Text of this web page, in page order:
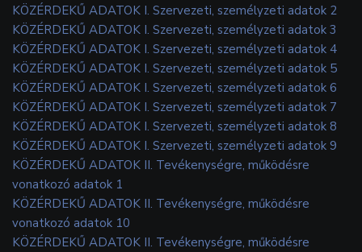
KÖZÉRDEKŰ ADATOK I. Szervezeti, személyzeti adatok 2
KÖZÉRDEKŰ ADATOK I. Szervezeti, személyzeti adatok 3
KÖZÉRDEKŰ ADATOK I. Szervezeti, személyzeti adatok 4
KÖZÉRDEKŰ ADATOK I. Szervezeti, személyzeti adatok 5
KÖZÉRDEKŰ ADATOK I. Szervezeti, személyzeti adatok 6
KÖZÉRDEKŰ ADATOK I. Szervezeti, személyzeti adatok 7
KÖZÉRDEKŰ ADATOK I. Szervezeti, személyzeti adatok 8
KÖZÉRDEKŰ ADATOK I. Szervezeti, személyzeti adatok 9
KÖZÉRDEKŰ ADATOK II. Tevékenységre, működésre
vonatkozó adatok 1
KÖZÉRDEKŰ ADATOK II. Tevékenységre, működésre
vonatkozó adatok 10
KÖZÉRDEKŰ ADATOK II. Tevékenységre, működésre